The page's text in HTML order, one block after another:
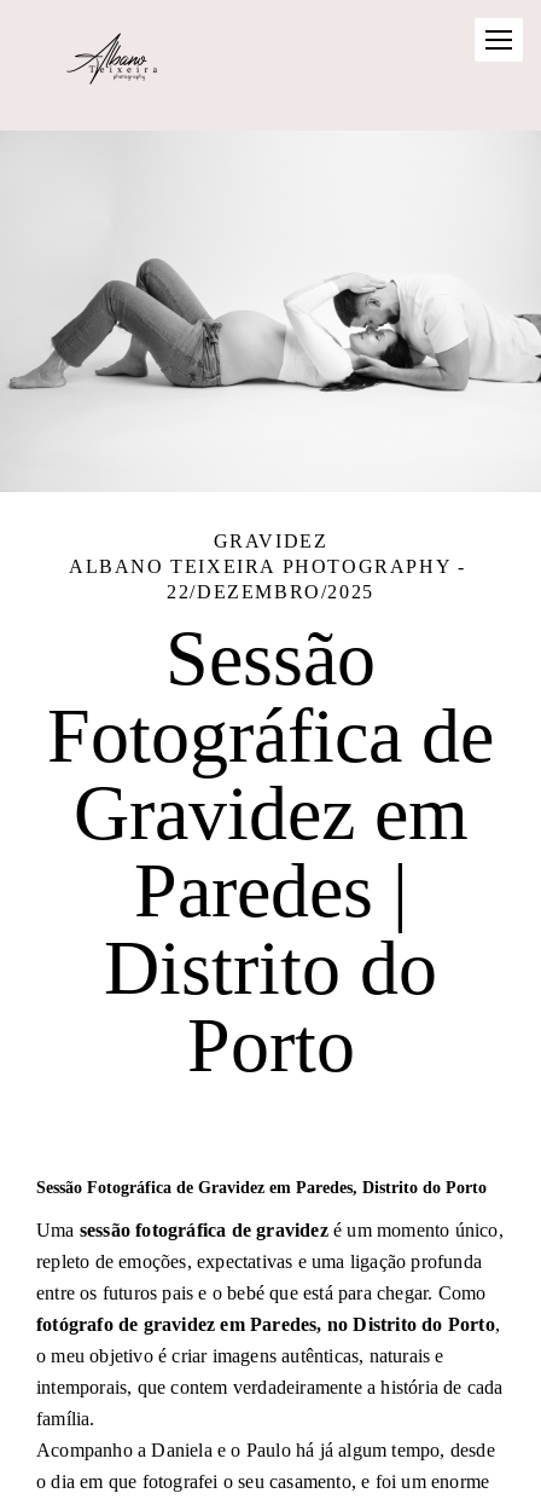
GRAVIDEZ
ALBANO TEIXEIRA PHOTOGRAPHY
22/DEZEMBRO/2025
Sessão
Fotográfica de
Gravidez em
Paredes |
Distrito do
Porto
Sessão Fotográfica de Gravidez em Paredes, Distrito do Porto
Uma sessão fotográfica de gravidezé um momento único,
repleto de emoções, expectativas e uma ligação profunda
entre os futuros pais e o bebé que está para chegar. Como
fotógrafo de gravidez em Paredes, no Distrito do Porto,
o meu objetivo é criar imagens autênticas, naturais e
intemporais, que contem verdadeiramente a história de cada
família.
Acompanho a Daniela e o Paulo há já algum tempo, desde
o dia em que fotografei o seu casamento, e foi um enorme